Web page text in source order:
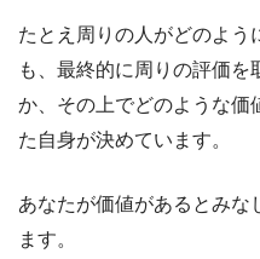
たとえ周りの人がどのよう
も、最終的に周りの評価
か、その上でどのような価
た自身が決めています。
あなたが価値があるとみな
ます。